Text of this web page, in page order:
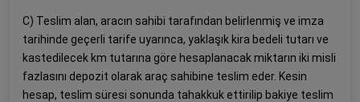
C) Teslim alan, aracın sahibi tarafından belirlenmiş ve imza
tarihinde geçerli tarife uyarınca, yaklaşık kira bedeli tutarı ve
kastedilecek km tutarına göre hesaplanacak miktarın iki misli
fazlasını depozit olarak araç sahibine teslim eder. Kesin
hesap, teslim süresi sonunda tahakkuk ettirilip bakiye teslim